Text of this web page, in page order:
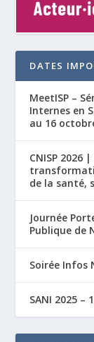
DATES
MeetISP –
Internes en
au 16
CNISP 2026
de la santé,
Journée
Publique de
Soirée Infos
SANI 2025 –